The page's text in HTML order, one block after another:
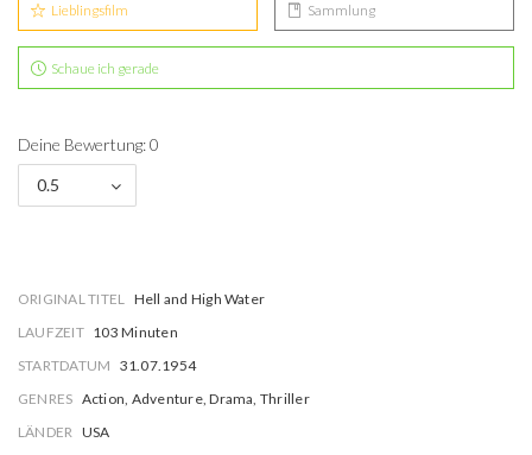
Lieblingsfilm Sammlung
Schaue ich gerade
Deine Bewertung: 0
0.5
ORIGINAL TITEL Hell and High Water
LAUFZEIT 103 Minuten
STARTDATUM 31.07.1954
GENRES Action, Adventure, Drama, Thriller
LÄNDER USA